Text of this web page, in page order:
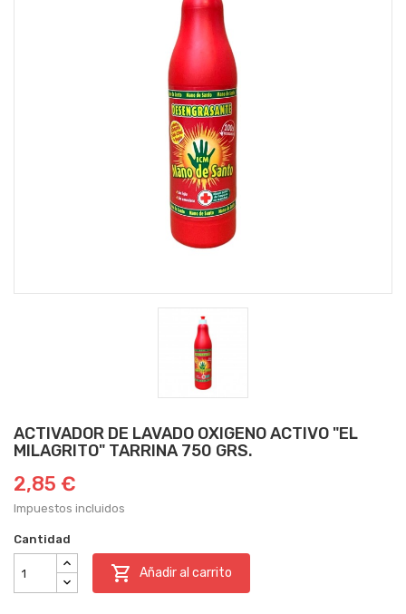
ACTIVADOR DE LAVADO OXIGENO ACTIVO "EL
MILAGRITO" TARRINA 750 GRS.
2,85 €
Impuestos incluidos
Cantidad
 Añadir al carrito